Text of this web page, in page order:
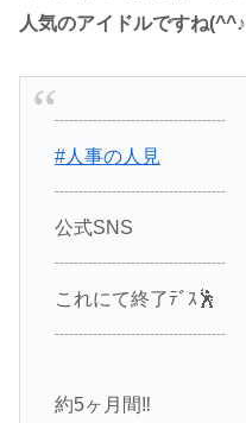
人気のアイドルですね(^^♪
┈┈┈┈┈┈┈┈┈
#人事の人見
┈┈┈┈┈┈┈┈┈
公式SNS
┈┈┈┈┈┈┈┈┈
これにて終了ﾃﾞｽ🕺
┈┈┈┈┈┈┈┈┈
約5ヶ月間‼️